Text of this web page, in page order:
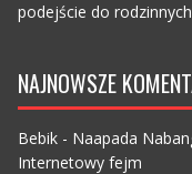
podejście do
NAJNOWSZE
Bebik- Naapada
Internetowy fejm